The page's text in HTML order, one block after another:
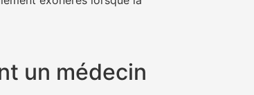
un médecin